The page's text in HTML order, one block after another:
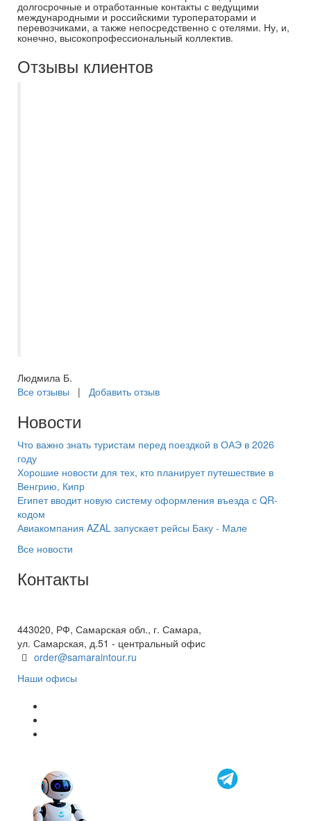
долгосрочные и отработанные контакты с ведущими
международными и российскими туроператорами и
перевозчиками, а также непосредственно с отелями. Ну, и,
конечно, высокопрофессиональный коллектив.
Отзывы клиентов
Людмила Б.
Все отзывы | Добавить отзыв
Новости
Что важно знать туристам перед поездкой в ОАЭ в 2026
году
Хорошие новости для тех, кто планирует путешествие в
Венгрию, Кипр
Египет вводит новую систему оформления въезда с QR-
кодом
Авиакомпания AZAL запускает рейсы Баку - Мале
Все новости
Контакты
443020, РФ, Самарская обл., г. Самара,
ул. Самарская, д.51 - центральный офис
order@samaraintour.ru
Наши офисы